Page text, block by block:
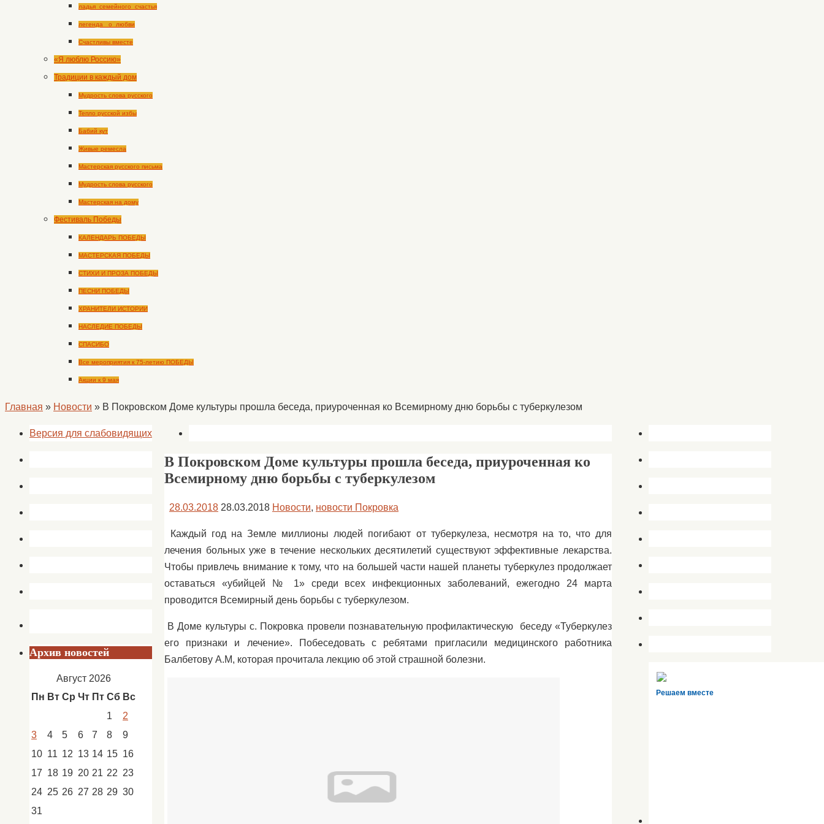
ладья_семейного_счастья
легенда _о_любви
Счастливы вместе
«Я люблю Россию»
Традиции в каждый дом
Мудрость слова русского
Тепло русской избы
Бабий кут
Живые ремесла
Мастерская русского письма
Мудрость слова русского
Мастерская на дому
Фестиваль Победы
КАЛЕНДАРЬ ПОБЕДЫ
МАСТЕРСКАЯ ПОБЕДЫ
СТИХИ И ПРОЗА ПОБЕДЫ
ПЕСНИ ПОБЕДЫ
ХРАНИТЕЛИ ИСТОРИИ
НАСЛЕДИЕ ПОБЕДЫ
СПАСИБО
Все мероприятия к 75-летию ПОБЕДЫ
Акции к 9 мая
Главная » Новости » В Покровском Доме культуры прошла беседа, приуроченная ко Всемирному дню борьбы с туберкулезом
В Покровском Доме культуры прошла беседа, приуроченная ко
Всемирному дню борьбы с туберкулезом
28.03.2018 28.03.2018 Новости, новости Покровка
Каждый год на Земле миллионы людей погибают от туберкулеза, несмотря на то, что для
лечения больных уже в течение нескольких десятилетий существуют эффективные лекарства.
Чтобы привлечь внимание к тому, что на большей части нашей планеты туберкулез продолжает
оставаться «убийцей № 1» среди всех инфекционных заболеваний, ежегодно 24 марта
проводится Всемирный день борьбы с туберкулезом.
В Доме культуры с. Покровка провели познавательную профилактическую беседу «Туберкулез
его признаки и лечение». Побеседовать с ребятами пригласили медицинского работника
Балбетову А.М, которая прочитала лекцию об этой страшной болезни.
Версия для слабовидящих
Архив новостей
Август 2026
Пн Вт Ср Чт Пт Сб Вс
1
2
3
4 5 6 7 8
9
10 11 12 13 14 15 16
17 18 19 20 21 22 23
24 25 26 27 28 29 30
31
Решаем вместе